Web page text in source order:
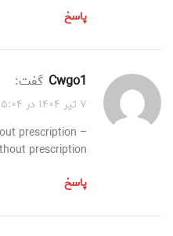
پاسخ
cwgo1 گفت:
۷ تیر ۱۴۰۴ در ۵:۰۴ ب.ظ
prescription –
prescription
پاسخ